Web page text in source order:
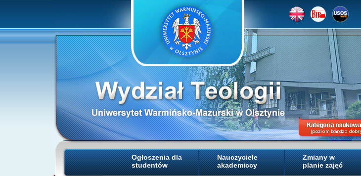
Ogłoszenia dla
studentów
Nauczyciele
akademiccy
Zmiany w
planie zajęć